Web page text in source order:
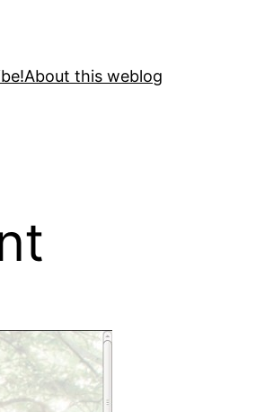
About this weblog